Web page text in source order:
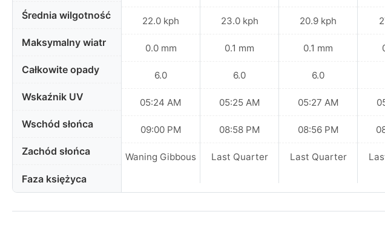
Średnia wilgotność
Maksymalny wiatr
Całkowite opady
Wskaźnik UV
Wschód słońca
Zachód słońca
Faza księżyca
22.0 kph
0.0 mm
6.0
05:24 AM
09:00 PM
Waning Gibbous
23.0 kph
0.1 mm
6.0
05:25 AM
08:58 PM
Last Quarter
20.9 kph
0.1 mm
6.0
05:27 AM
08:56 PM
Last Quarter